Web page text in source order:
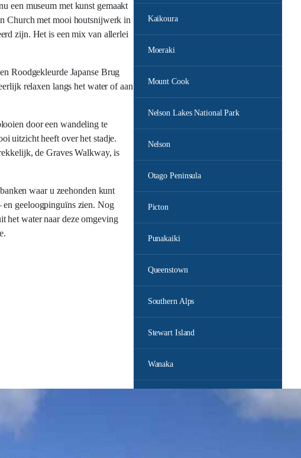
Kaikoura
Moeraki
Mount Cook
Nelson Lakes National Park
Nelson
Otago Peninsula
Picton
Punakaiki
Queenstown
Southern Alps
Stewart Island
Wanaka
een museum met kunst gemaakt
Church met mooi houtsnijwerk in
zijn. Het is een mix van allerlei
Roodgekleurde Japanse Brug
relaxen langs het water of aan
door een wandeling te
uitzicht heeft over het stadje.
de Graves Walkway, is
waar u zeehonden kunt
en geeloogpinguïns zien. Nog
het water naar deze omgeving